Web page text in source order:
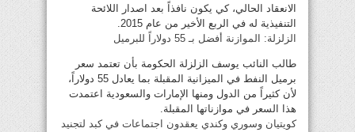
الانعقاد الحالي، كي يكون نافذاً بعد اصدار اللائحة
التنفيذية له في الربع الأخير من عام 2015.
الزلزلة: الموازنة أفضل بـ 55 دولاراً للبرميل
طالب النائب يوسف الزلزلة الحكومة بأن تعتمد سعر
برميل النفط في الميزانية المقبلة بما يعادل 55 دولاراً،
لأن كثيراً من الدول ومنها الإمارات والسعودية اعتمدت
هذا السعر في موازناتها المقبلة.
كويتيان وسوري وكندي يعقدون اجتماعات في كبد لتجنيد